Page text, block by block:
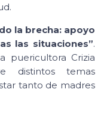
la brecha: apoyo
las situaciones”.
puericultora Crizia
distintos temas
tanto de madres